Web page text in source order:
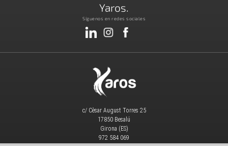
Yaros.
Síguenos en redes sociales
c/ Cèsar August Torres 25
17850 Besalú
Girona (ES)
972 584 069